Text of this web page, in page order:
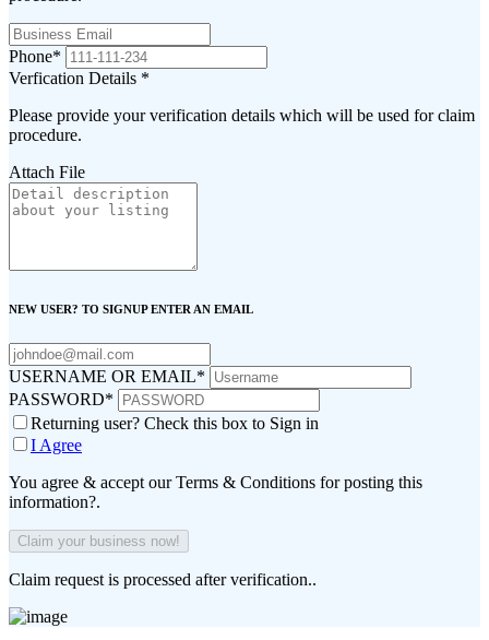
Phone*
Verfication Details *
Please provide your verification details which will be used for claim
procedure.
Attach File
NEW USER? TO SIGNUP ENTER AN EMAIL
USERNAME OR EMAIL*
PASSWORD*
Returning user? Check this box to Sign in
I Agree
You agree & accept our Terms & Conditions for posting this
information?.
Claim request is processed after verification..